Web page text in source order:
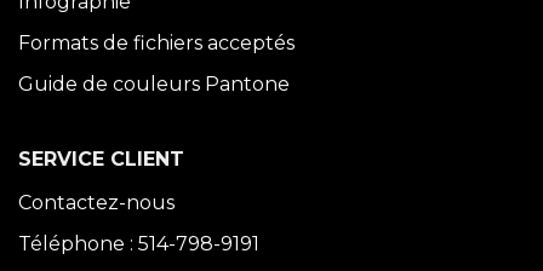
Formats de fichiers acceptés
Guide de couleurs Pantone
SERVICE CLIENT
Contactez-nous
Téléphone : 514-798-9191